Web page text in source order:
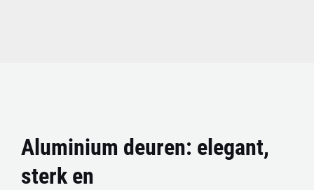
Aluminium deuren: elegant,
sterk en